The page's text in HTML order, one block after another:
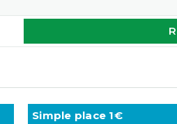
Simple place 1€